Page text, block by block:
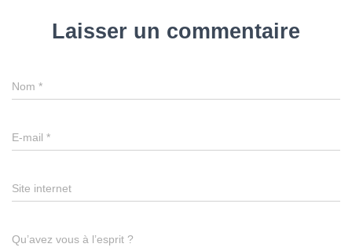
Laisser un commentaire
Nom *
E-mail *
Site internet
Qu’avez vous à l’esprit ?